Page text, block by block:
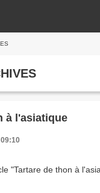
à l'asiatique